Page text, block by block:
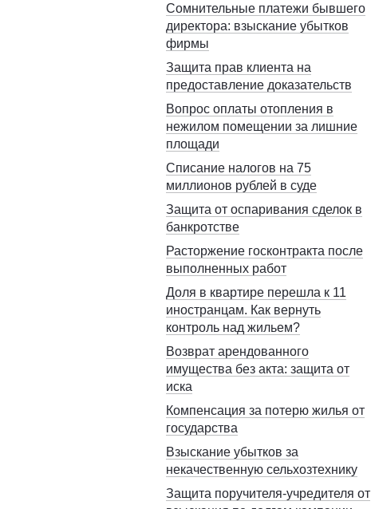
Сомнительные платежи бывшего
директора: взыскание убытков
фирмы
Защита прав клиента на
предоставление доказательств
Вопрос оплаты отопления в
нежилом помещении за лишние
площади
Списание налогов на 75
миллионов рублей в суде
Защита от оспаривания сделок в
банкротстве
Расторжение госконтракта после
выполненных работ
Доля в квартире перешла к 11
иностранцам. Как вернуть
контроль над жильем?
Возврат арендованного
имущества без акта: защита от
иска
Компенсация за потерю жилья от
государства
Взыскание убытков за
некачественную сельхозтехнику
Защита поручителя-учредителя от